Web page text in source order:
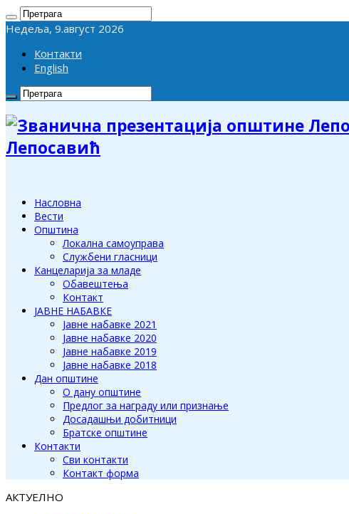
Недеља, 9.август 2026
Контакти
English
Лепосавић
Насловна
Вести
Општина
Локална самоуправа
Службени гласници
Канцеларија за младе
Обавештења
Контакт
ЈАВНЕ НАБАВКЕ
Јавне набавке 2021
Јавне набавке 2020
Јавне набавке 2019
Јавне набавке 2018
Дан општине
О дану општине
Предлог за награду или признање
Досадашњи добитници
Братске општине
Контакти
Сви контакти
Контакт форма
АКТУЕЛНО